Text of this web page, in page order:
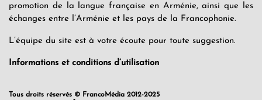
promotion de la langue française en Arménie, ainsi que les
échanges entre l’Arménie et les pays de la Francophonie.
L’équipe du site est à votre écoute pour toute suggestion.
Informations et conditions d’utilisation
Tous droits réservés © FrancoMédia 2012-2025